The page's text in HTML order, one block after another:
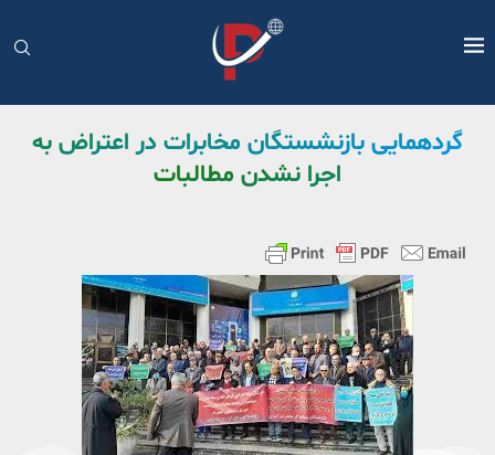
گردهمایی بازنشستگان مخابرات در اعتراض به
اجرا نشدن مطالبات